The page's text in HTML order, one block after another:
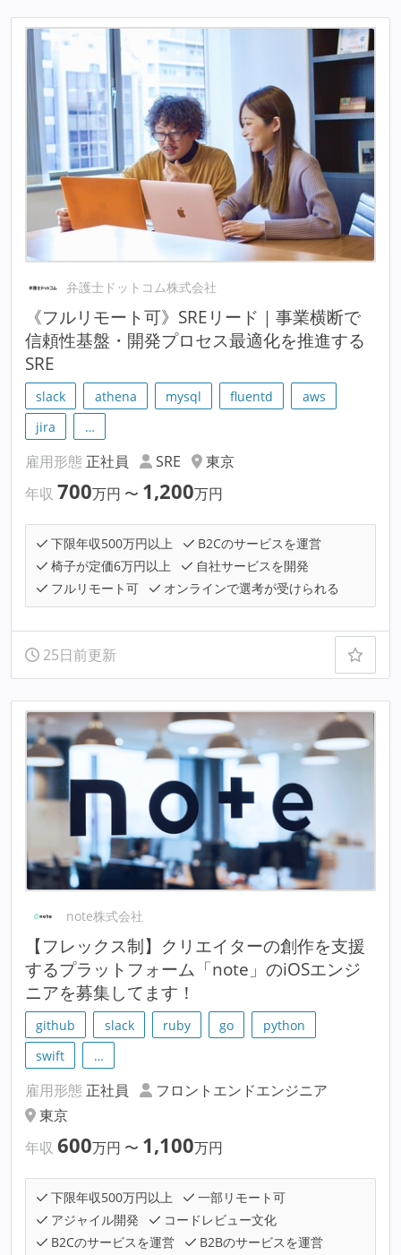
弁護士ドットコム株式会社
《フルリモート可》SREリード｜事業横断で
信頼性基盤・開発プロセス最適化を推進する
SRE
slack athena mysql fluentd
aws
jira
…
雇用形態 正社員 SRE
東京
年収 700万円 〜 1,200万円
下限年収500万円以上
B2Cのサービスを運営
椅子が定価6万円以上
自社サービスを開発
フルリモート可
オンラインで選考が受けられる
25日前更新
note株式会社
【フレックス制】クリエイターの創作を支援
するプラットフォーム「note」のiOSエンジ
ニアを募集してます！
github slack ruby go
python
swift
…
雇用形態 正社員
フロントエンドエンジニア
東京
年収 600万円 〜 1,100万円
下限年収500万円以上
一部リモート可
アジャイル開発
コードレビュー文化
B2Cのサービスを運営
B2Bのサービスを運営